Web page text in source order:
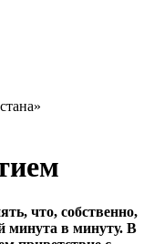
что, собственно,
минута в минуту. В